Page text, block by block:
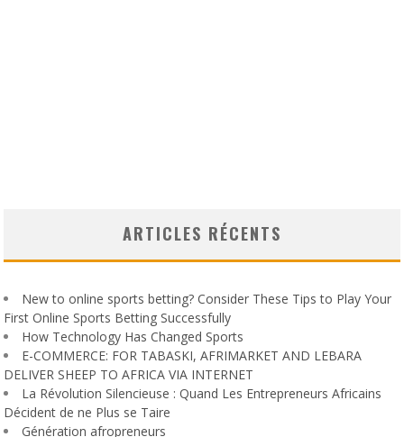
ARTICLES RÉCENTS
New to online sports betting? Consider These Tips to Play Your
First Online Sports Betting Successfully
How Technology Has Changed Sports
E-COMMERCE: FOR TABASKI, AFRIMARKET AND LEBARA
DELIVER SHEEP TO AFRICA VIA INTERNET
La Révolution Silencieuse : Quand Les Entrepreneurs Africains
Décident de ne Plus se Taire
Génération afropreneurs